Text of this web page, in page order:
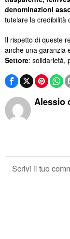
denominazioni
tutelare la credibilità
Il rispetto di queste
anche una garanzia
Settore: solidarietà,
Alessio